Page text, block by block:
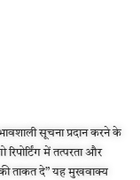
सूचना प्रदान करने के
में तत्परता और
ताकत दे” यह मुखवाक्य